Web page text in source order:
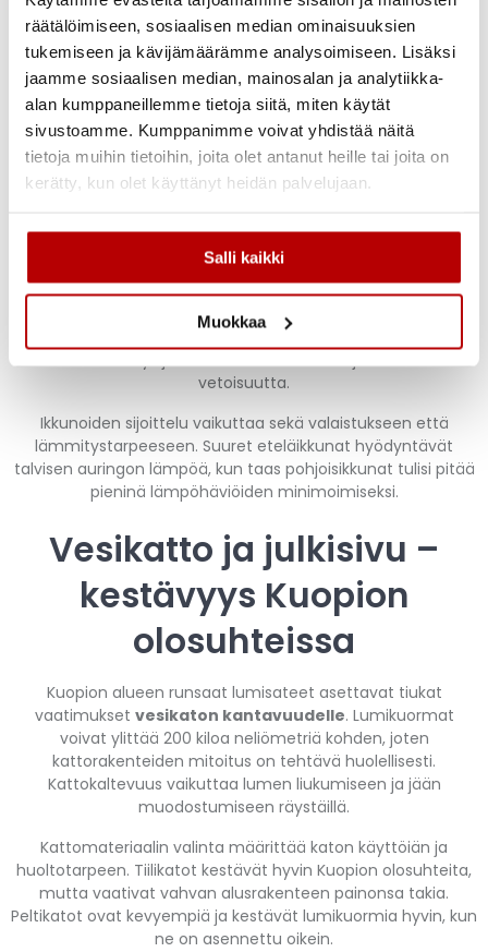
räätälöimiseen, sosiaalisen median ominaisuuksien
tukemiseen ja kävijämäärämme analysoimiseen. Lisäksi
jaamme sosiaalisen median, mainosalan ja analytiikka-
alan kumppaneillemme tietoja siitä, miten käytät
sivustoamme. Kumppanimme voivat yhdistää näitä
tietoja muihin tietoihin, joita olet antanut heille tai joita on
kerätty, kun olet käyttänyt heidän palvelujaan.
Salli kaikki
Muokkaa
yläpohjan jopa 400–500 millimetriä. Ikkunoiden
energiatehokkuus vaikuttaa merkittävästi
lämmityskustannuksiin pitkällä aikavälillä.
Lämmitysjärjestelmän valinta riippuu tontin sijainnista ja
käyttötarpeista. Maalämpö on energiatehokas ratkaisu, jos
maaperä soveltuu lämpökaivon poraamiseen.
Ilmalämpöpumppu toimii Kuopion ilmastossa hyvin, mutta
tarvitsee varalämmönlähteen kovimmille pakkasille.
Energiatehokkuuden optimointi
Lämmöntalteenotto tuloilmasta pienentää
lämmityskustannuksia merkittävästi. Takka tai varaava
tulisija tarjoaa viihtyisyyttä ja toimii sähkökatkosten aikana.
vetoisuutta.
Ikkunoiden sijoittelu vaikuttaa sekä valaistukseen että
lämmitystarpeeseen. Suuret eteläikkunat hyödyntävät
talvisen auringon lämpöä, kun taas pohjoisikkunat tulisi pitää
pieninä lämpöhäviöiden minimoimiseksi.
Vesikatto ja julkisivu –
kestävyys Kuopion
olosuhteissa
Kuopion alueen runsaat lumisateet asettavat tiukat
vaatimukset vesikaton kantavuudelle. Lumikuormat
voivat ylittää 200 kiloa neliömetriä kohden, joten
kattorakenteiden mitoitus on tehtävä huolellisesti.
Kattokaltevuus vaikuttaa lumen liukumiseen ja jään
muodostumiseen räystäillä.
Kattomateriaalin valinta määrittää katon käyttöiän ja
huoltotarpeen. Tiilikatot kestävät hyvin Kuopion olosuhteita,
mutta vaativat vahvan alusrakenteen painonsa takia.
Peltikatot ovat kevyempiä ja kestävät lumikuormia hyvin, kun
ne on asennettu oikein.